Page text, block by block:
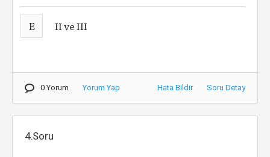
E II ve III
0 Yorum Yorum Yap Hata Bildir Soru Detay
4.Soru